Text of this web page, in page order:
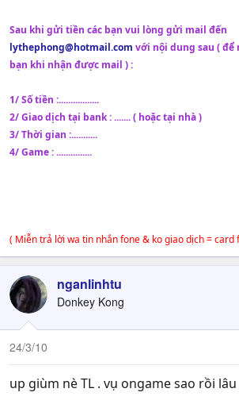
Sau khi gửi tiền các bạn vui lòng gửi mail đến
lythephong@hotmail.com với nội dung sau ( để
bạn khi nhận được mail ) :
1/ Số tiền :.................
2/ Giao dịch tại bank : ....... ( hoặc tại nhà )
3/ Thời gian :...........
4/ Game : ...............
( Miễn trả lời wa tin nhắn fone & ko giao dịch = card
nganlinhtu
Donkey Kong
24/3/10
up giùm nè TL . vụ ongame sao rồi